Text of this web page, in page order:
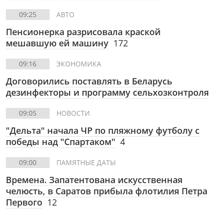
09:25 АВТО
Пенсионерка разрисовала краской
мешавшую ей машину 172
09:16 ЭКОНОМИКА
Договорились поставлять в Беларусь
дезинфекторы и программу сельхозконтроля
09:05 НОВОСТИ
"Дельта" начала ЧР по пляжному футболу с
победы над "Спартаком" 4
09:00 ПАМЯТНЫЕ ДАТЫ
Времена. Запатентована искусственная
челюсть, в Саратов прибыла флотилия Петра
Первого 12